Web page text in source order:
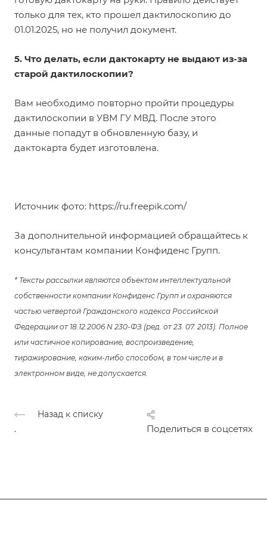
только для тех, кто прошел дактилоскопию до
01.01.2025, но не получил документ.
5. Что делать, если дактокарту не выдают из-за
старой дактилоскопии?
Вам необходимо повторно пройти процедуры
дактилоскопии в УВМ ГУ МВД. После этого
данные попадут в обновленную базу, и
дактокарта будет изготовлена.
Источник фото: https://ru.freepik.com/
За дополнительной информацией обращайтесь к
консультантам компании Конфиденс Групп.
* Тексты рассылки являются объектом интеллектуальной
собственности компании Конфиденс Групп и охраняются
частью четвертой Гражданского кодекса Российской
Федерации от 18.12.2006 N 230-ФЗ (ред. от 23. 07. 2013). Полное
или частичное копирование, воспроизведение,
тиражирование, каким-либо способом, в том числе и в
электронном виде, не допускается.
Назад к списку
Поделиться в соцсетях
.